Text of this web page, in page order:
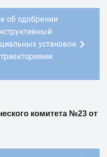
об одобрении
установок
комитета №23 от